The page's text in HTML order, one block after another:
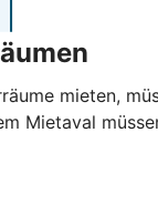
mieten,
Mietaval